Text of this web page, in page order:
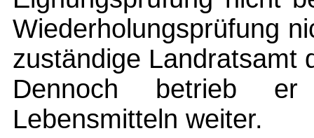
Wiederholungsprüfung
zuständige Landratsamt
Dennoch betrieb
Lebensmitteln weiter.